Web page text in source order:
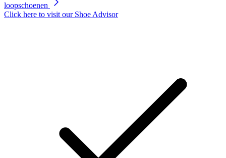
loopschoenen
Click here to visit our Shoe Advisor